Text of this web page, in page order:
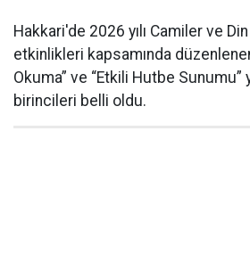
Hakkari'de 2026 yılı Camiler ve
etkinlikleri kapsamında düzenlenen
Okuma” ve “Etkili Hutbe Sunumu”
birincileri belli oldu.